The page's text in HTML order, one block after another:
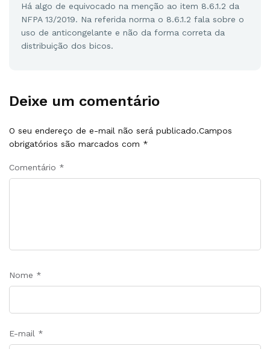
Há algo de equivocado na menção ao item 8.6.1.2 da
NFPA 13/2019. Na referida norma o 8.6.1.2 fala sobre o
uso de anticongelante e não da forma correta da
distribuição dos bicos.
Deixe um comentário
O seu endereço de e-mail não será publicado.Campos
obrigatórios são marcados com *
Comentário *
Nome *
E-mail *